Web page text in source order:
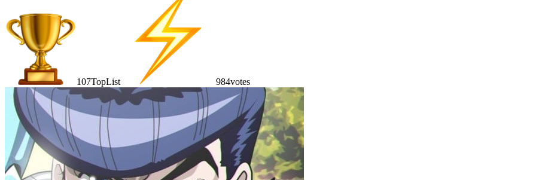
107TopList 984votes